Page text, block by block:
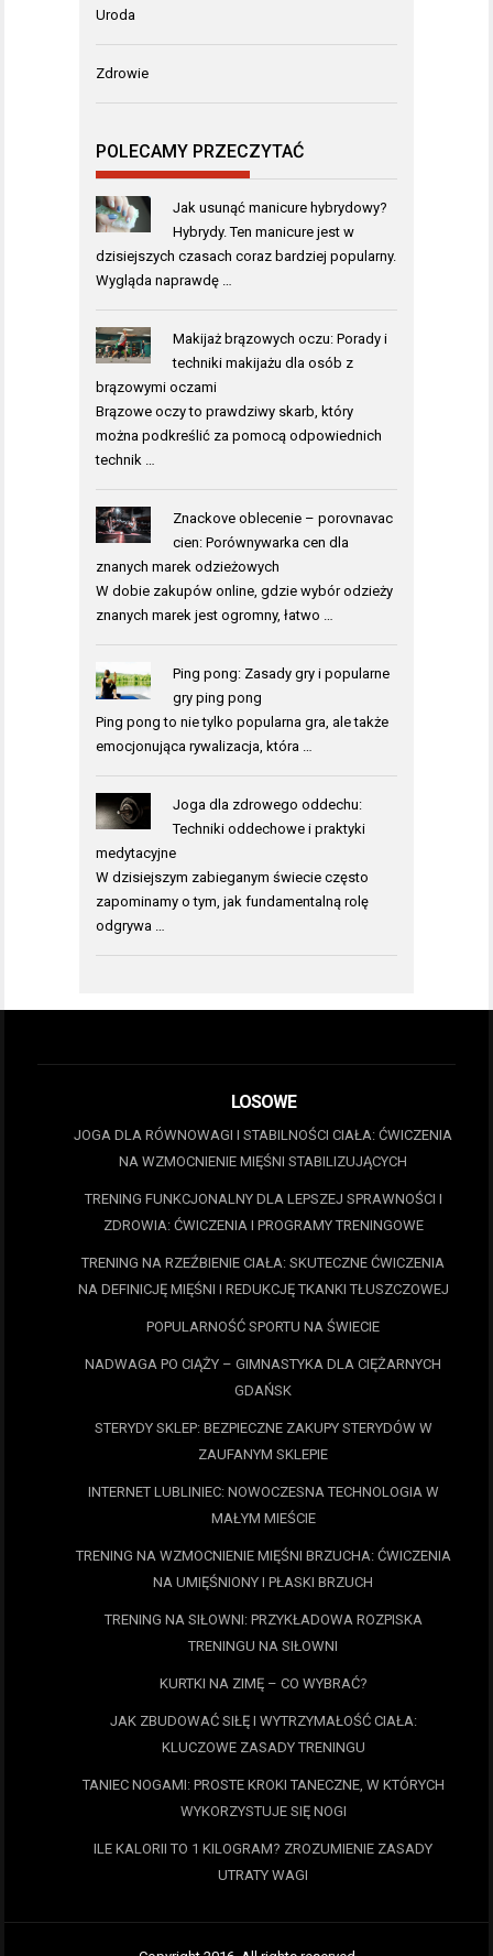
Uroda
Zdrowie
POLECAMY PRZECZYTAĆ
Jak usunąć manicure hybrydowy?
Hybrydy. Ten manicure jest w
dzisiejszych czasach coraz bardziej popularny.
Wygląda naprawdę …
Makijaż brązowych oczu: Porady i
techniki makijażu dla osób z
brązowymi oczami
Brązowe oczy to prawdziwy skarb, który
można podkreślić za pomocą odpowiednich
technik …
Znackove oblecenie – porovnavac
cien: Porównywarka cen dla
znanych marek odzieżowych
W dobie zakupów online, gdzie wybór odzieży
znanych marek jest ogromny, łatwo …
Ping pong: Zasady gry i popularne
gry ping pong
Ping pong to nie tylko popularna gra, ale także
emocjonująca rywalizacja, która …
Joga dla zdrowego oddechu:
Techniki oddechowe i praktyki
medytacyjne
W dzisiejszym zabieganym świecie często
zapominamy o tym, jak fundamentalną rolę
odgrywa …
LOSOWE
JOGA DLA RÓWNOWAGI I STABILNOŚCI CIAŁA: ĆWICZENIA
NA WZMOCNIENIE MIĘŚNI STABILIZUJĄCYCH
TRENING FUNKCJONALNY DLA LEPSZEJ SPRAWNOŚCI I
ZDROWIA: ĆWICZENIA I PROGRAMY TRENINGOWE
TRENING NA RZEŹBIENIE CIAŁA: SKUTECZNE ĆWICZENIA
NA DEFINICJĘ MIĘŚNI I REDUKCJĘ TKANKI TŁUSZCZOWEJ
POPULARNOŚĆ SPORTU NA ŚWIECIE
NADWAGA PO CIĄŻY – GIMNASTYKA DLA CIĘŻARNYCH
GDAŃSK
STERYDY SKLEP: BEZPIECZNE ZAKUPY STERYDÓW W
ZAUFANYM SKLEPIE
INTERNET LUBLINIEC: NOWOCZESNA TECHNOLOGIA W
MAŁYM MIEŚCIE
TRENING NA WZMOCNIENIE MIĘŚNI BRZUCHA: ĆWICZENIA
NA UMIĘŚNIONY I PŁASKI BRZUCH
TRENING NA SIŁOWNI: PRZYKŁADOWA ROZPISKA
TRENINGU NA SIŁOWNI
KURTKI NA ZIMĘ – CO WYBRAĆ?
JAK ZBUDOWAĆ SIŁĘ I WYTRZYMAŁOŚĆ CIAŁA:
KLUCZOWE ZASADY TRENINGU
TANIEC NOGAMI: PROSTE KROKI TANECZNE, W KTÓRYCH
WYKORZYSTUJE SIĘ NOGI
ILE KALORII TO 1 KILOGRAM? ZROZUMIENIE ZASADY
UTRATY WAGI